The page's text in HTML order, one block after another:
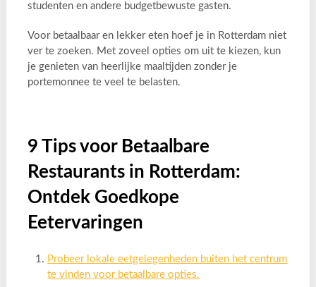
studenten en andere budgetbewuste gasten.
Voor betaalbaar en lekker eten hoef je in Rotterdam niet
ver te zoeken. Met zoveel opties om uit te kiezen, kun
je genieten van heerlijke maaltijden zonder je
portemonnee te veel te belasten.
9 Tips voor Betaalbare
Restaurants in Rotterdam:
Ontdek Goedkope
Eetervaringen
Probeer lokale eetgelegenheden buiten het centrum
te vinden voor betaalbare opties.